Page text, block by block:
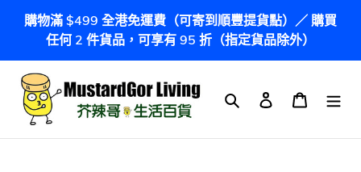
容
購物滿 $499 全港免運費（可寄到順豐提貨點）／ 購買
任何 2 件貨品，可享有 95 折（指定貨品除外）
搜尋 登入 購物車